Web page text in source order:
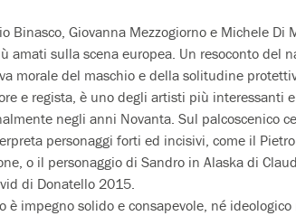
Binasco, Giovanna Mezzogiorno e Michele Di
amati sulla scena europea. Un resoconto del
morale del maschio e della solitudine
e regista, è uno degli artisti più interessanti
negli anni Novanta. Sul palcoscenico
personaggi forti ed incisivi, come il
o il personaggio di Sandro in Alaska di
di Donatello 2015.
è impegno solido e consapevole, né